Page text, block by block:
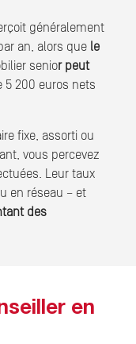
généralement
an, alors que le
senior peut
5 200 euros nets
fixe, assorti ou
vous percevez
Leur taux
en réseau – et
des
en